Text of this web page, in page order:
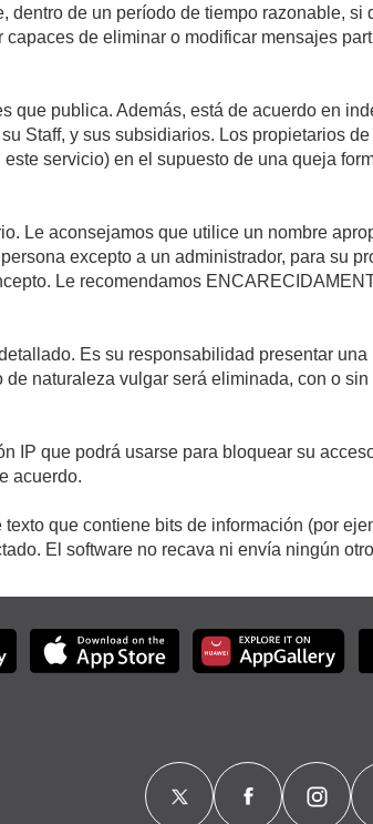
de un período de tiempo razonable,
de eliminar o modificar mensajes
publica. Además, está de acuerdo en
Staff, y sus subsidiarios. Los propietarios
servicio) en el supuesto de una queja
Le aconsejamos que utilice un nombre
excepto a un administrador, para su
Le recomendamos
Es su responsabilidad presentar
naturaleza vulgar será eliminada, con o
IP que podrá usarse para bloquear su
acuerdo.
que contiene bits de información (por
El software no recava ni envía ningún